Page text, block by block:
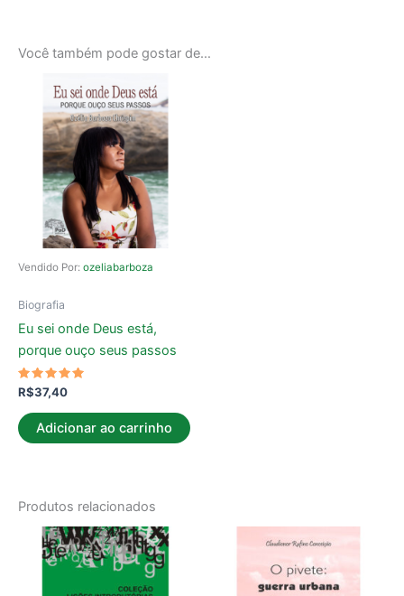
Você também pode gostar de…
Vendido Por: ozeliabarboza
Biografia
Eu sei onde Deus está,
porque ouço seus passos
Avaliação
5.00
de 5
R$37,40
Adicionar ao carrinho
Produtos relacionados